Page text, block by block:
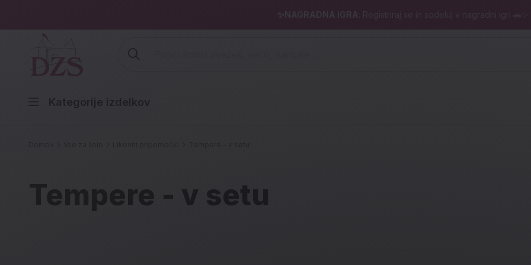
✨NAGRADNA IGRA : Registriraj se in sodeluj v nagradni igri 🚗✨
Kategorije izdelkov
Tempere - v setu